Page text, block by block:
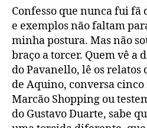
Confesso que nunca fui
e exemplos não faltam
minha postura. Mas não
braço a torcer. Quem vê a
do Pavanello, lê os
de Aquino, conversa
Marcão Shopping ou
do Gustavo Duarte, sabe